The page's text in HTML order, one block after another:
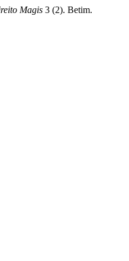
Magis 3 (2). Betim.